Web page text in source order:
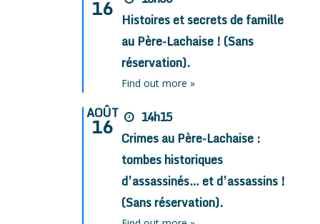
16 Histoires et secrets de famille
au Père-Lachaise ! (Sans
réservation).
Find out more »
AOÛT
16
14h15
Crimes au Père-Lachaise :
tombes historiques
d’assassinés… et d’assassins !
(Sans réservation).